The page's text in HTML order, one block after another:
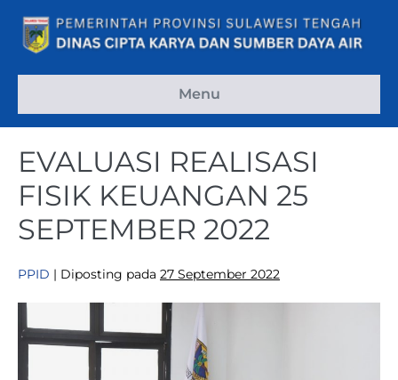
Menu
EVALUASI REALISASI
FISIK KEUANGAN 25
SEPTEMBER 2022
PPID | Diposting pada 27 September 2022